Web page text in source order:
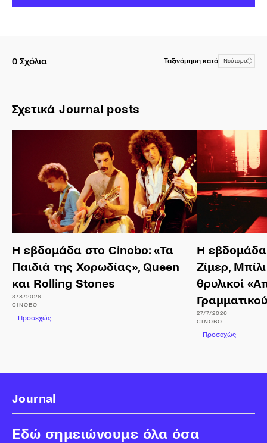
0 Σχόλια Ταξινόμηση κατά Νεότερο
Σχετικά Journal posts
Η εβδομάδα στο Cinobo: «Τα
Παιδιά της Χορωδίας», Queen
και Rolling Stones
3/8/2026
CINOBO
Προσεχώς
Η
Ζίμερ, Μπίλι
θρυλικοί
Γραμματικού
27/7/2026
CINOBO
Προσεχώς
Journal
Εδώ σημειώνουμε όλα όσα